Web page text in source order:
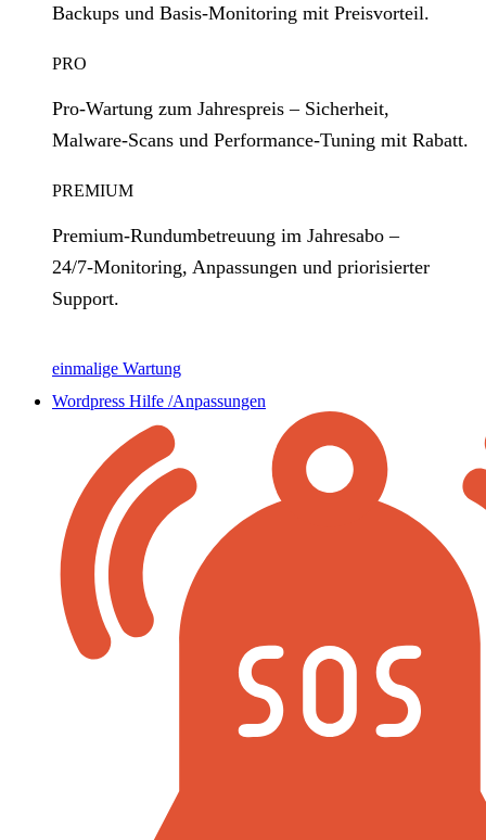
Backups und Basis‑Monitoring mit Preisvorteil.
PRO
Pro‑Wartung zum Jahrespreis – Sicherheit,
Malware‑Scans und Performance‑Tuning mit Rabatt.
PREMIUM
Premium‑Rundumbetreuung im Jahresabo –
24/7‑Monitoring, Anpassungen und priorisierter
Support.
einmalige Wartung
Wordpress Hilfe /Anpassungen